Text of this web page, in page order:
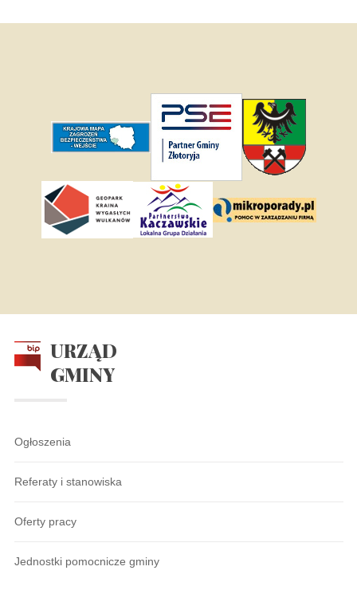
URZĄD
GMINY
Ogłoszenia
Referaty i stanowiska
Oferty pracy
Jednostki pomocnicze gminy